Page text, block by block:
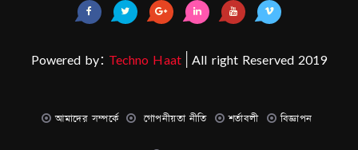
Powered by: Techno Haat| All right Reserved 2019
আমাদের সম্পর্কে গোপনীয়তা নীতি শর্তাবলী বিজ্ঞাপন